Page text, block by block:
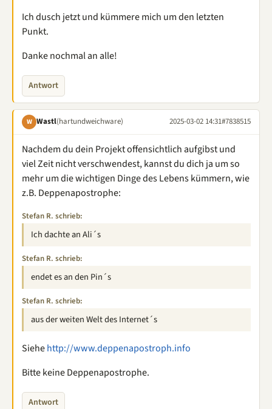
Ich dusch jetzt und kümmere mich um den letzten
Punkt.
Danke nochmal an alle!
Antwort
W Wastl(hartundweichware) 2025-03-02 14:31#7838515
Nachdem du dein Projekt offensichtlich aufgibst und
viel Zeit nicht verschwendest, kannst du dich ja um so
mehr um die wichtigen Dinge des Lebens kümmern, wie
z.B. Deppenapostrophe:
Stefan R. schrieb:
Ich dachte an Ali´s
Stefan R. schrieb:
endet es an den Pin´s
Stefan R. schrieb:
aus der weiten Welt des Internet´s
Siehehttp://www.deppenapostroph.info
Bitte keine Deppenapostrophe.
Antwort